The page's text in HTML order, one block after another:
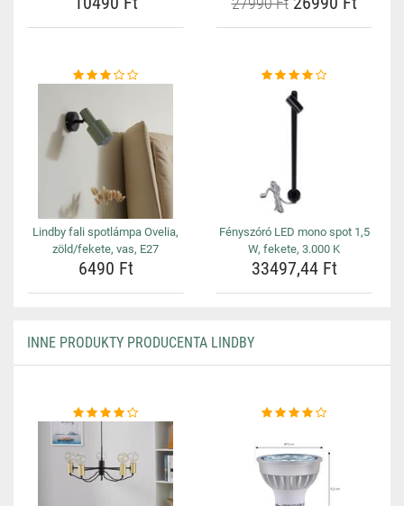
Lindby fali spotlámpa Ovelia,
zöld/fekete, vas, E27
6490 Ft
Fényszóró LED mono spot 1,5
W, fekete, 3.000 K
33497,44 Ft
INNE PRODUKTY PRODUCENTA LINDBY